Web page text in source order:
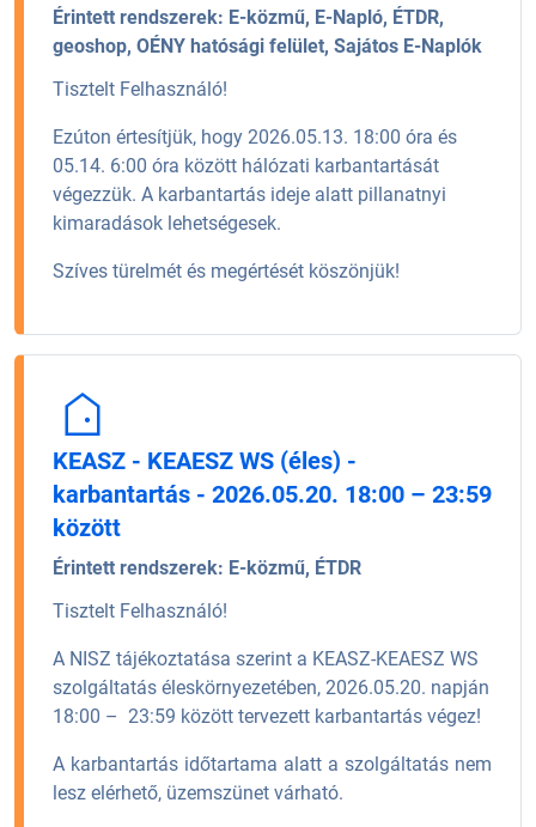
Érintett rendszerek: E-közmű, E-Napló, ÉTDR,
geoshop, OÉNY hatósági felület, Sajátos E-Naplók
Tisztelt Felhasználó!
Ezúton értesítjük, hogy 2026.05.13. 18:00 óra és
05.14. 6:00 óra között hálózati karbantartását
végezzük. A karbantartás ideje alatt pillanatnyi
kimaradások lehetségesek.
Szíves türelmét és megértését köszönjük!
KEASZ - KEAESZ WS (éles) -
karbantartás - 2026.05.20. 18:00 – 23:59
között
Érintett rendszerek: E-közmű, ÉTDR
Tisztelt Felhasználó!
A NISZ tájékoztatása szerint a KEASZ-KEAESZ WS
szolgáltatás éleskörnyezetében, 2026.05.20. napján
18:00 – 23:59 között tervezett karbantartás végez!
A karbantartás időtartama alatt a szolgáltatás nem
lesz elérhető, üzemszünet várható.